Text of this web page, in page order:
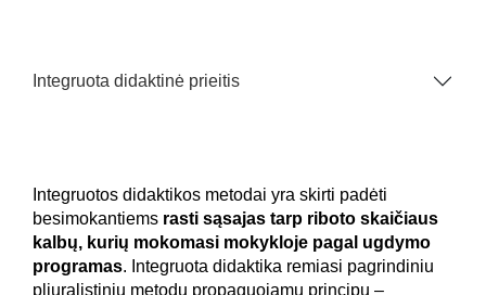
Integruota didaktinė prieitis
Integruotos didaktikos metodai yra skirti padėti
besimokantiems rasti sąsajas tarp riboto skaičiaus
kalbų, kurių mokomasi mokykloje pagal ugdymo
programas. Integruota didaktika remiasi pagrindiniu
pliuralistinių metodų propaguojamu principu –